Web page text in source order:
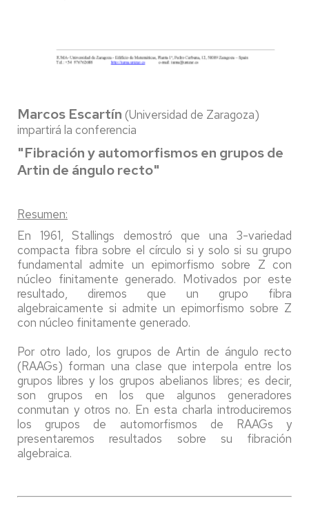
Marcos Escartín (Universidad de Zaragoza)
impartirá la conferencia
"Fibración y automorfismos en grupos de
Artin de ángulo recto"
Resumen:
En 1961, Stallings demostró que una 3-variedad
compacta fibra sobre el círculo si y solo si su grupo
fundamental admite un epimorfismo sobre Z con
núcleo finitamente generado. Motivados por este
resultado, diremos que un grupo fibra
algebraicamente si admite un epimorfismo sobre Z
con núcleo finitamente generado.
Por otro lado, los grupos de Artin de ángulo recto
(RAAGs) forman una clase que interpola entre los
grupos libres y los grupos abelianos libres; es decir,
son grupos en los que algunos generadores
conmutan y otros no. En esta charla introduciremos
los grupos de automorfismos de RAAGs y
presentaremos resultados sobre su fibración
algebraica.